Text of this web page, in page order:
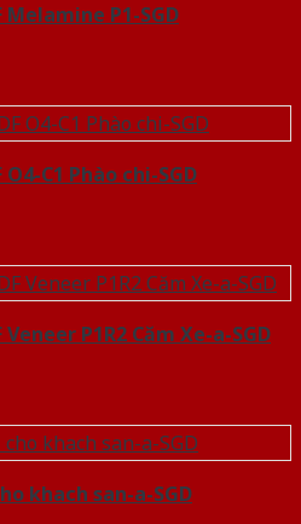
Melamine P1-SGD
C1 Phào chi-SGD
P1R2 Căm Xe-a-SGD
khach san-a-SGD